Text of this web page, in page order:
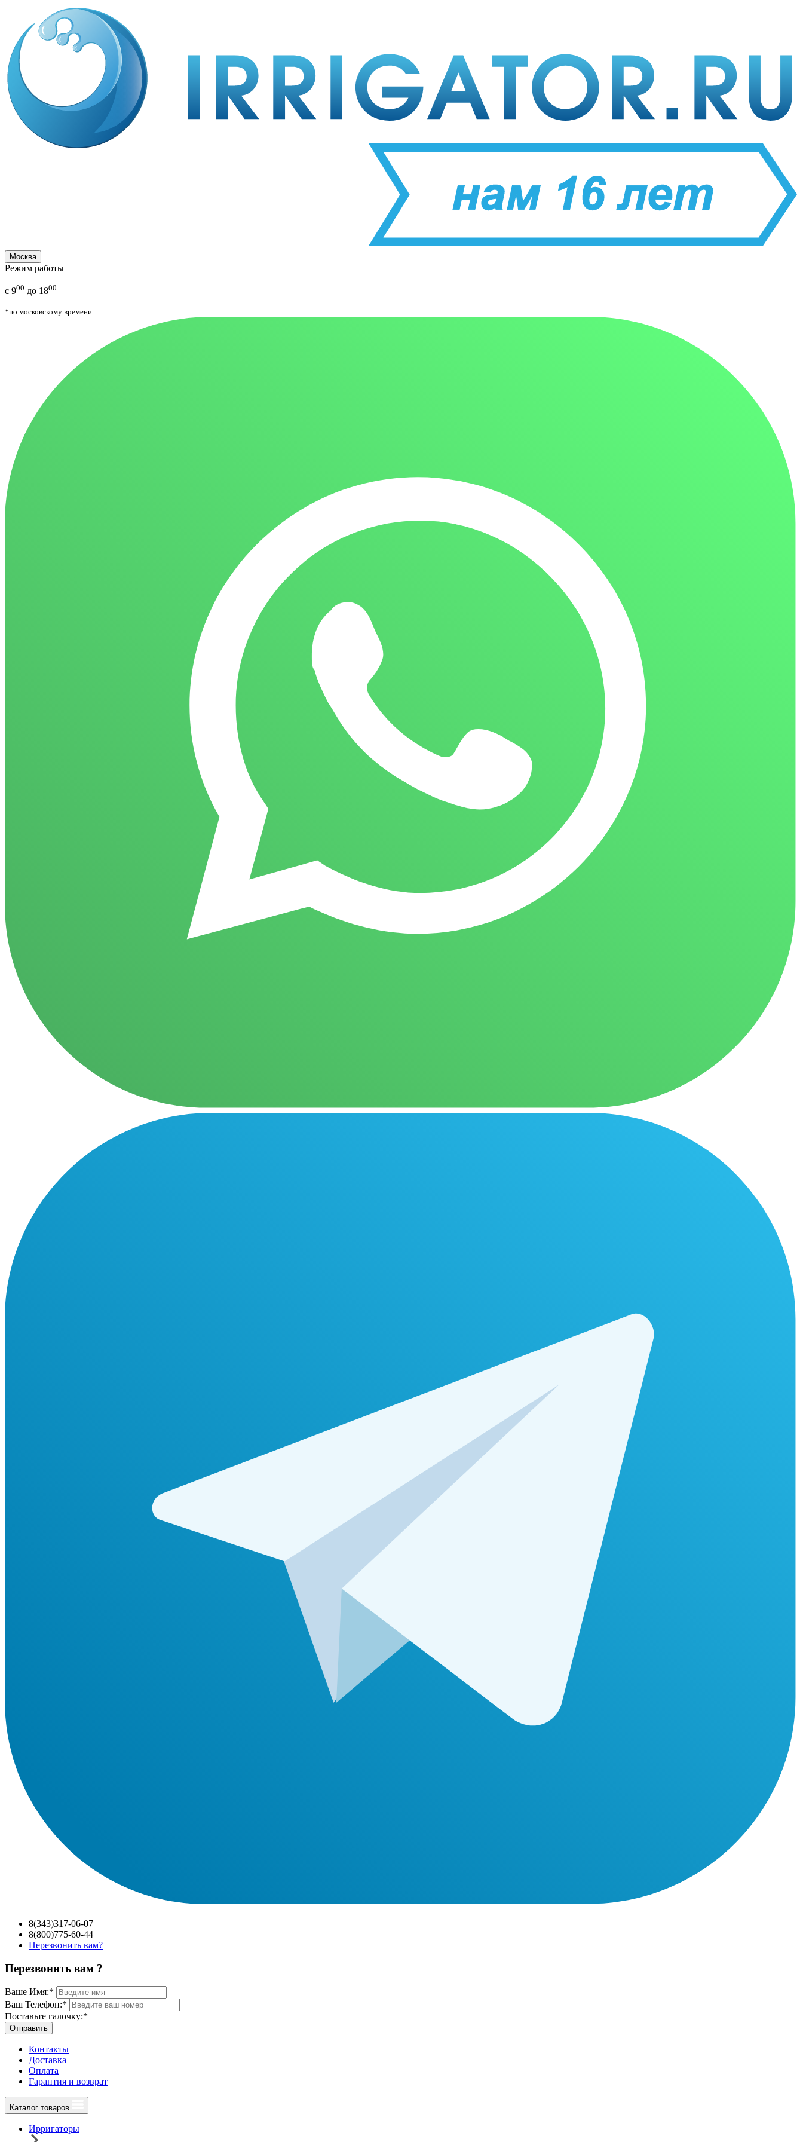
Москва
Режим работы
с 900 до 1800
*по московскому времени
8(343)317-06-07
8(800)775-60-44
Перезвонить вам?
Перезвонить вам ?
Ваше Имя:*
Ваш Телефон:*
Поставьте галочку:*
Отправить
Контакты
Доставка
Оплата
Гарантия и возврат
Каталог товаров
Ирригаторы